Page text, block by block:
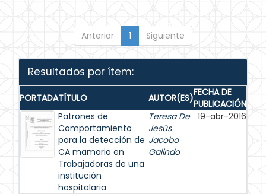
Anterior 1 Siguiente
Resultados por ítem:
PORTADATÍTULO AUTOR(ES)FECHA DE
PUBLICACIÓN
Patrones de
Comportamiento
para la detección de
CA mamario en
Trabajadoras de una
institución
hospitalaria
Teresa De
Jesús
Jacobo
Galindo
19-abr-2016